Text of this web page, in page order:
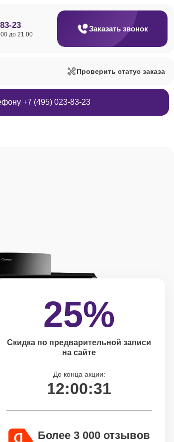
23
до 21:00
Заказать звонок
Проверить статус заказа
+7 (495) 023-83-23
25%
Скидка по предварительной записи
на сайте
До конца акции:
12:00:30
Более 3 000 отзывов